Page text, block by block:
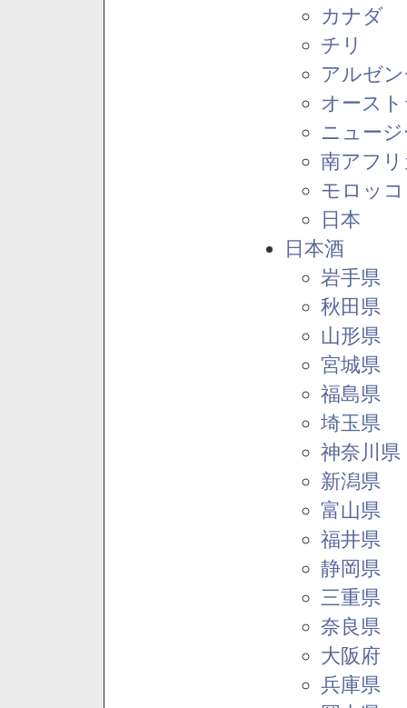
カナダ
チリ
アルゼ
オース
ニュー
南アフ
モロッコ
日本
日本酒
岩手県
秋田県
山形県
宮城県
福島県
埼玉県
神奈川県
新潟県
富山県
福井県
静岡県
三重県
奈良県
大阪府
兵庫県